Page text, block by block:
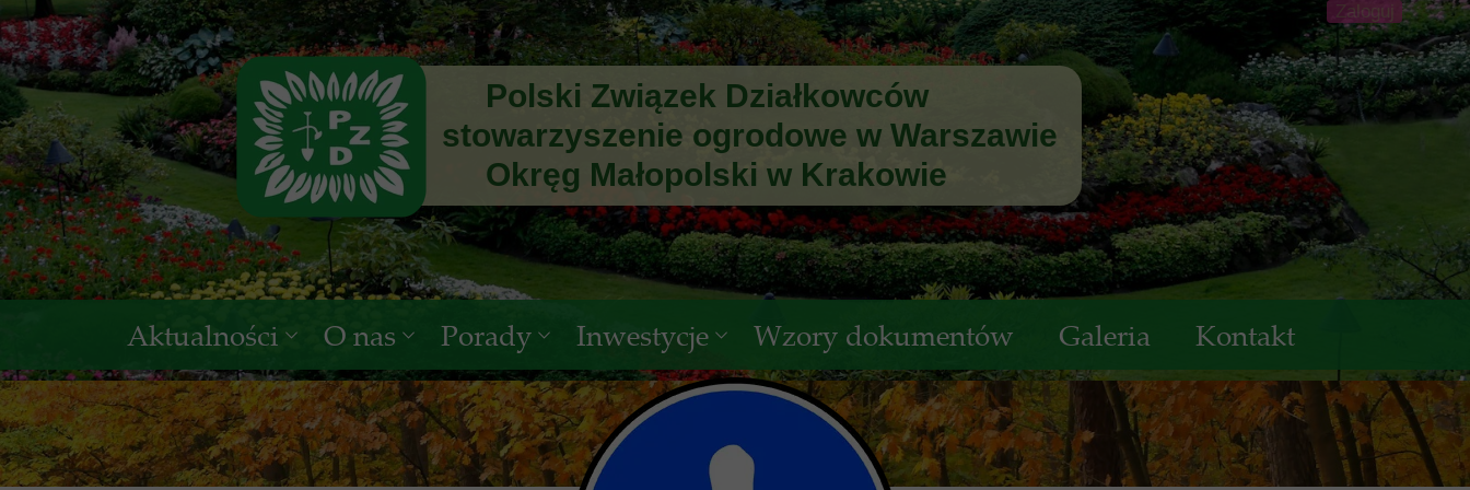
Polski Związek Działkowców
stowarzyszenie ogrodowe w Warszawie
Okręg Małopolski w Krakowie
Aktualności
ARiMR
O nas
Okręgowa Rada Małopolski PZD w Krakowie
Okręgowy Zarząd Małopolski PZD w Krakowie
Porady
ogrodnicze
prawne
Inwestycje
Czasowe zajęcia terenu - INW 1 i INW 2
Służebność przesyłu
Wzory dokumentów Galeria Kontakt
Zaloguj